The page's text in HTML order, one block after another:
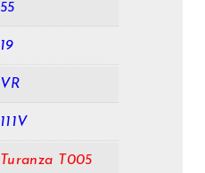
55
19
VR
111V
Turanza T005